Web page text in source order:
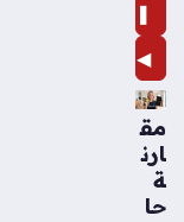
❚
◀
مق
ارن
ة
حا